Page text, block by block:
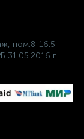
пом.8-16.5
31.05.2016 г.